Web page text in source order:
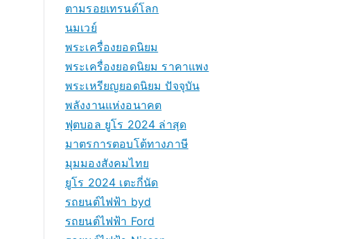
ตามรอยเทรนด์โลก
นมเวย์
พระเครื่องยอดนิยม
พระเครื่องยอดนิยม ราคาแพง
พระเหรียญยอดนิยม ปัจจุบัน
พลังงานแห่งอนาคต
ฟุตบอล ยูโร 2024 ล่าสุด
มาตรการตอบโต้ทางภาษี
มุมมองสังคมไทย
ยูโร 2024 เตะกี่นัด
รถยนต์ไฟฟ้า byd
รถยนต์ไฟฟ้า Ford